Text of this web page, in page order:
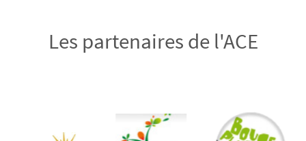
Les partenaires de l'ACE